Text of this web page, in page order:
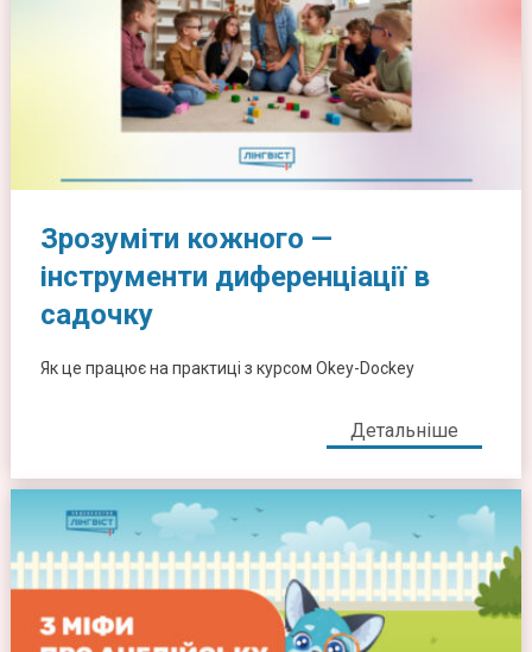
Зрозуміти кожного —
інструменти диференціації в
садочку
Як це працює на практиці з курсом Okey-Dockey
Детальніше